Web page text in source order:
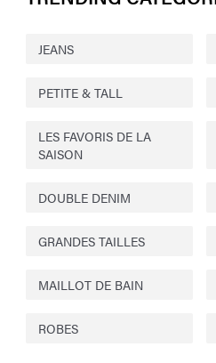
JEANS
PETITE & TALL
LES FAVORIS DE LA
SAISON
DOUBLE DENIM
GRANDES TAILLES
MAILLOT DE BAIN
ROBES